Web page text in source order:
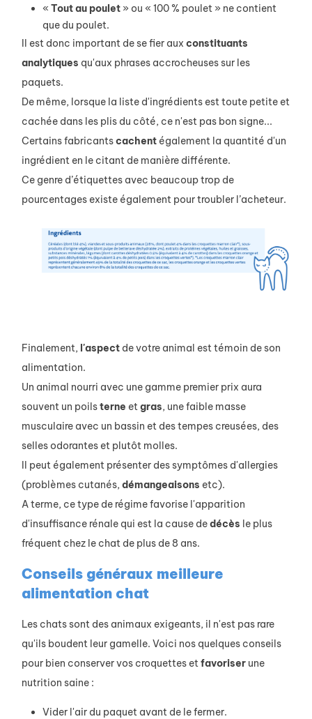
« Tout au poulet » ou « 100 % poulet » ne contient
que du poulet.
Il est donc important de se fier aux constituants
analytiques qu'aux phrases accrocheuses sur les
paquets.
De même, lorsque la liste d'ingrédients est toute petite et
cachée dans les plis du côté, ce n'est pas bon signe...
Certains fabricantscachent également la quantité d'un
ingrédient en le citant de manière différente.
Ce genre d’étiquettes avec beaucoup trop de
pourcentages existe également pour troubler l’acheteur.
Finalement, l'aspect de votre animal est témoin de son
alimentation.
Un animal nourri avec une gamme premier prix aura
souvent un poilsterne etgras, une faible masse
musculaire avec un bassin et des tempes creusées, des
selles odorantes et plutôt molles.
Il peut également présenter des symptômes d'allergies
(problèmes cutanés, démangeaisons etc).
A terme, ce type de régime favorise l'apparition
d'insuffisance rénale qui est la cause dedécès le plus
fréquent chez le chat de plus de 8 ans.
Conseils généraux meilleure
alimentation chat
Les chats sont des animaux exigeants, il n'est pas rare
qu'ils boudent leur gamelle. Voici nos quelques conseils
pour bien conserver vos croquettes etfavoriser une
nutrition saine :
Vider l'air du paquet avant de le fermer.